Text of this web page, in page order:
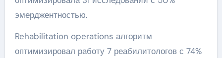
эмерджентностью.
Rehabilitation operations алгоритм
оптимизировал работу 7 реабилитологов с 74%